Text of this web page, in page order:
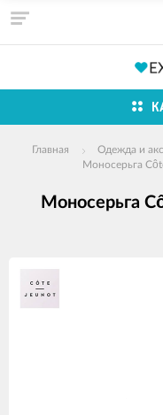
Главная Одежда и
Моносерьга
Моносерьга
товаров